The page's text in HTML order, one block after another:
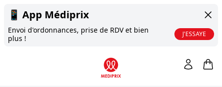
📱 App Médiprix
Envoi d'ordonnances, prise de RDV et bien
plus !
J'ESSAYE